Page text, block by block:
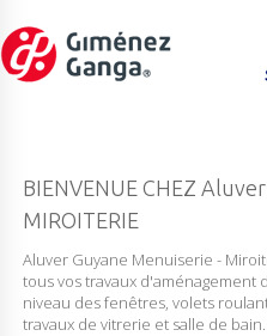
BIENVENUE CHEZ
MIROITERIE
Aluver Guyane Menuiserie -
tous vos travaux d'aménagement
niveau des fenêtres, volets
travaux de vitrerie et salle de bain.